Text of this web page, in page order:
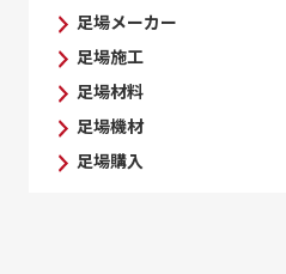
足場メーカー
足場施工
足場材料
足場機材
足場購入